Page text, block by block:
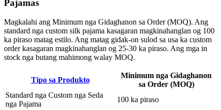
Pajamas
Magkalahi ang Minimum nga Gidaghanon sa Order (MOQ). Ang
standard nga custom silk pajama kasagaran magkinahanglan og 100
ka piraso matag estilo. Ang matag gidak-on sulod sa usa ka custom
order kasagaran magkinahanglan og 25-30 ka piraso. Ang mga in
stock nga butang mahimong walay MOQ.
Tipo sa Produkto
Minimum nga Gidaghanon
sa Order (MOQ)
Standard nga Custom nga Seda
nga Pajama
100 ka piraso